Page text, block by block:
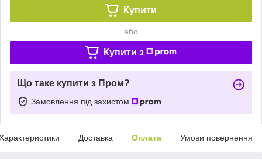
Купити
або
Купити з
Що таке купити з Пром?
Замовлення під захистом
Доставка Оплата Умови повернення